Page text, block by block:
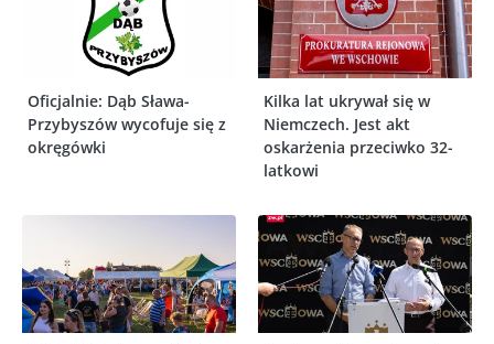
Oficjalnie: Dąb Sława-
Przybyszów wycofuje się z
okręgówki
Kilka lat ukrywał się w
Niemczech. Jest akt
oskarżenia przeciwko 32-
latkowi